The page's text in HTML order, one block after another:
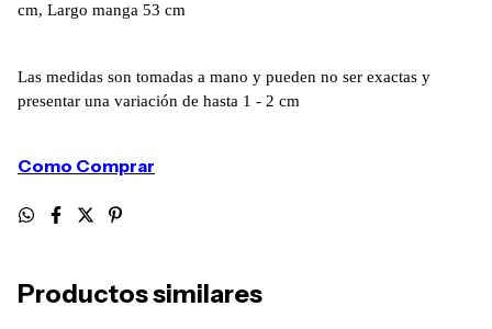
cm, Largo manga 53 cm
Las medidas son tomadas a mano y pueden no ser exactas y
presentar una variación de hasta 1 - 2 cm
Como Comprar
Productos similares